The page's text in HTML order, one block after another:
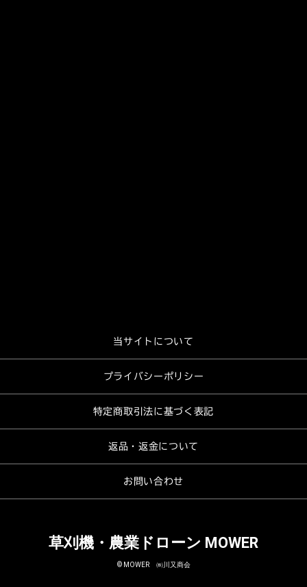
当サイトについて
プライバシーポリシー
特定商取引法に基づく表記
返品・返金について
お問い合わせ
草刈機・農業ドローン MOWER
© MOWER ㈱川又商会